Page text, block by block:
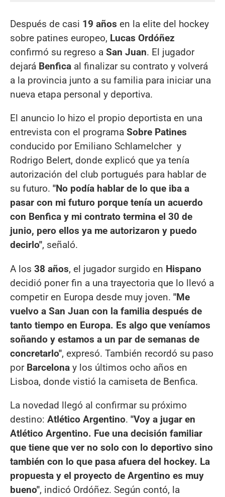
Después de casi 19 años en la elite del hockey
sobre patines europeo, Lucas Ordóñez
confirmó su regreso a San Juan. El jugador
dejará Benfica al finalizar su contrato y volverá
a la provincia junto a su familia para iniciar una
nueva etapa personal y deportiva.
El anuncio lo hizo el propio deportista en una
entrevista con el programa Sobre Patines
conducido por Emiliano Schlamelcher y
Rodrigo Belert, donde explicó que ya tenía
autorización del club portugués para hablar de
su futuro. "No podía hablar de lo que iba a
pasar con mi futuro porque tenía un acuerdo
con Benfica y mi contrato termina el 30 de
junio, pero ellos ya me autorizaron y puedo
decirlo", señaló.
A los 38 años, el jugador surgido en Hispano
decidió poner fin a una trayectoria que lo llevó a
competir en Europa desde muy joven. "Me
vuelvo a San Juan con la familia después de
tanto tiempo en Europa. Es algo que veníamos
soñando y estamos a un par de semanas de
concretarlo", expresó. También recordó su paso
por Barcelona y los últimos ocho años en
Lisboa, donde vistió la camiseta de Benfica.
La novedad llegó al confirmar su próximo
destino: Atlético Argentino. "Voy a jugar en
Atlético Argentino. Fue una decisión familiar
que tiene que ver no solo con lo deportivo sino
también con lo que pasa afuera del hockey. La
propuesta y el proyecto de Argentino es muy
bueno", indicó Ordóñez. Según contó, la